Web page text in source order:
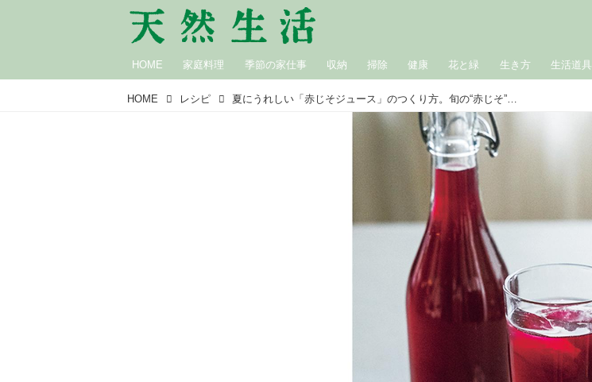
HOME 家庭料理 季節の家仕事 収納 掃除 健康 花と緑 生き方 生活道具
HOME レシピ 夏にうれしい「赤じそジュース」のつくり方。旬の“赤じそ”で仕込む定番ドリンク！疲労回復にも／料理家・真藤舞衣子さん